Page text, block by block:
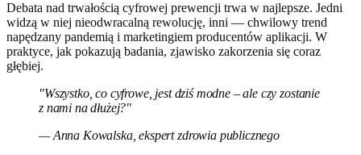
Debata nad trwałością cyfrowej prewencji trwa w najlepsze. Jedni
widzą w niej nieodwracalną rewolucję, inni — chwilowy trend
napędzany pandemią i marketingiem producentów aplikacji. W
praktyce, jak pokazują badania, zjawisko zakorzenia się coraz
głębiej.
"Wszystko, co cyfrowe, jest dziś modne – ale czy zostanie
z nami na dłużej?"
— Anna Kowalska, ekspert zdrowia publicznego